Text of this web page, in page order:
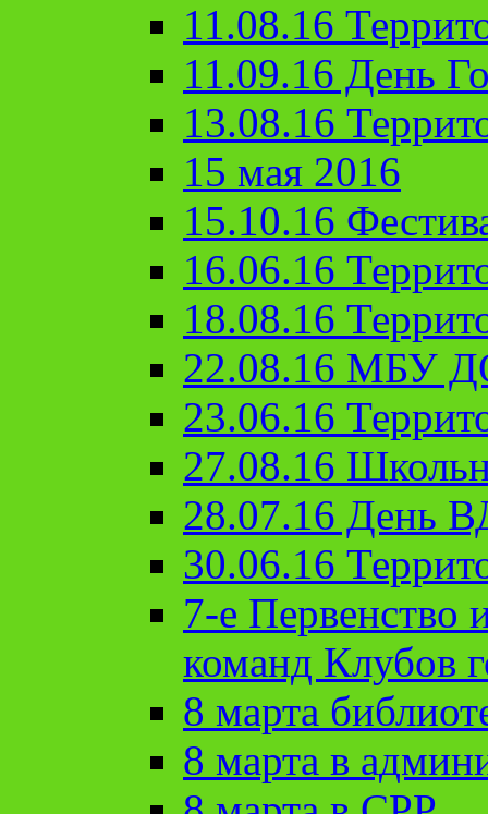
11.08.16
11.09.16 День
13.08.16
15 мая 2016
15.10.16
16.06.16
18.08.16
22.08.16 МБУ
23.06.16
27.08.16
28.07.16 День
30.06.16
7-е Первенство
команд Клубов
8 марта
8 марта в